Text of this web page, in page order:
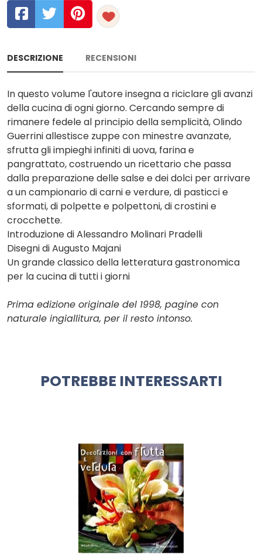
DESCRIZIONE RECENSIONI
In questo volume l'autore insegna a riciclare gli avanzi
della cucina di ogni giorno. Cercando sempre di
rimanere fedele al principio della semplicità, Olindo
Guerrini allestisce zuppe con minestre avanzate,
sfrutta gli impieghi infiniti di uova, farina e
pangrattato, costruendo un ricettario che passa
dalla preparazione delle salse e dei dolci per arrivare
a un campionario di carni e verdure, di pasticci e
sformati, di polpette e polpettoni, di crostini e
crocchette.
Introduzione di Alessandro Molinari Pradelli
Disegni di Augusto Majani
Un grande classico della letteratura gastronomica
per la cucina di tutti i giorni
Prima edizione originale del 1998, pagine con
naturale ingiallitura, per il resto intonso.
POTREBBE INTERESSARTI